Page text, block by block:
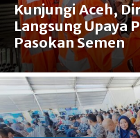
Kunjungi Aceh,
Langsung Upaya
Pasokan Semen